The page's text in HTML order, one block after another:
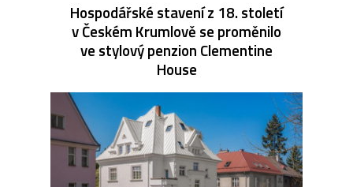
Hospodářské stavení z 18. století
v Českém Krumlově se proměnilo
ve stylový penzion Clementine
House